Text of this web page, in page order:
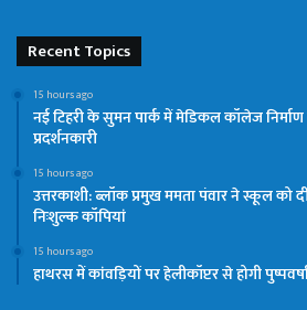
Recent Topics
15 hours ago
नई टिहरी के सुमन पार्क में मेडिकल कॉलेज
प्रदर्शनकारी
15 hours ago
उत्तरकाशी: ब्लॉक प्रमुख ममता पंवार ने स्कूल को
निःशुल्क कॉपियां
15 hours ago
हाथरस में कांवड़ियों पर हेलीकॉप्टर से होगी